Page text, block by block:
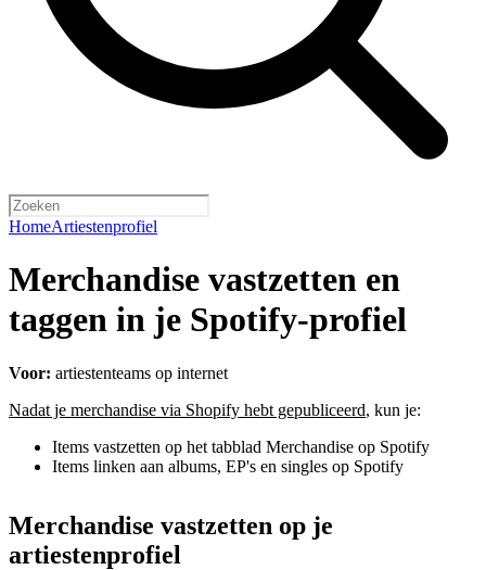
HomeArtiestenprofiel
Merchandise vastzetten en
taggen in je Spotify-profiel
Voor: artiestenteams op internet
Nadat je merchandise via Shopify hebt gepubliceerd, kun je:
Items vastzetten op het tabblad Merchandise op Spotify
Items linken aan albums, EP's en singles op Spotify
Merchandise vastzetten op je
artiestenprofiel